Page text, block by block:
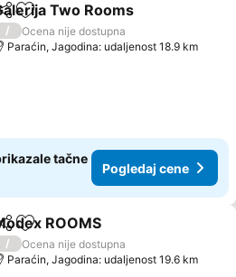
Dodati u favorite
Two Rooms
/
Ocena nije dostupna
Paraćin, Jagodina: udaljenost 18.9 km
tačne
Pogledaj cene
Dodati u favorite
ROOMS
/
Ocena nije dostupna
Paraćin, Jagodina: udaljenost 19.6 km